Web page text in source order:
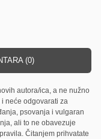
(0)
autora/ica, a ne nužno
neće odgovarati za
psovanja i vulgaran
ali to ne obavezuje
Čitanjem prihvatate